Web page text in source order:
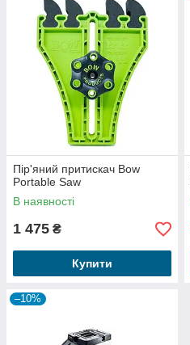
Пір'яний притискач Bow
Portable Saw
В наявності
1 475 ₴
Купити
–10%